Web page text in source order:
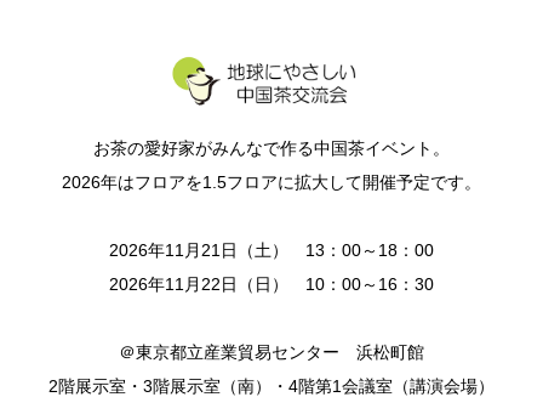
お茶の愛好家がみんなで作る中国茶イベント。
2026年はフロアを1.5フロアに拡大して開催予定です。
2026年11月21日（土） 13：00～18：00
2026年11月22日（日） 10：00～16：30
＠東京都立産業貿易センター 浜松町館
2階展示室・3階展示室（南）・4階第1会議室（講演会場）